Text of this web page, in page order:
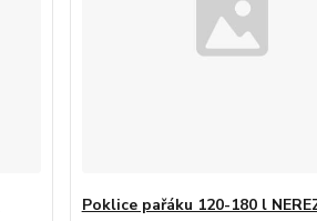
Poklice pařáku 120-180 l